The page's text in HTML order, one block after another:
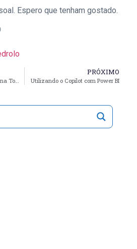
Espero que tenham gostado.
A Importância do Power BI na Tomada de Decisão
PRÓXIMO
Utilizando o Copilot com Power BI